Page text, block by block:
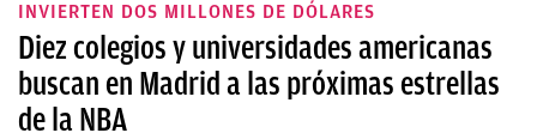
INVIERTEN DOS MILLONES DE DÓLARES
Diez colegios y universidades americanas
buscan en Madrid a las próximas estrellas
de la NBA